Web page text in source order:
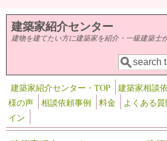
メインコンテンツに移動
建築家紹介センター
建物を建てたい方に建築家を紹介・一級建築士
検索フ
検索
建築家紹介センター・TOP 建築家相談
様の声
相談依頼事例 料金 よくある質
イン